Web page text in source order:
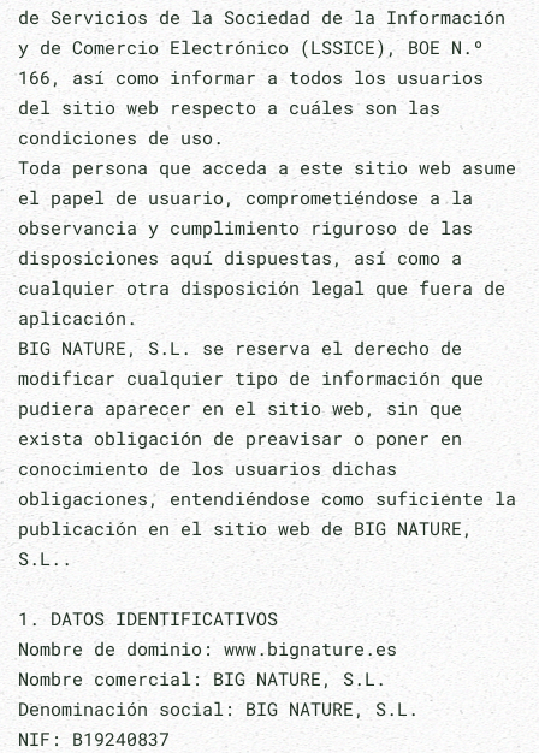
de Servicios de la Sociedad de la Información
y de Comercio Electrónico (LSSICE), BOE N.º
166, así como informar a todos los usuarios
del sitio web respecto a cuáles son las
condiciones de uso.
Toda persona que acceda a este sitio web asume
el papel de usuario, comprometiéndose a la
observancia y cumplimiento riguroso de las
disposiciones aquí dispuestas, así como a
cualquier otra disposición legal que fuera de
aplicación.
BIG NATURE, S.L. se reserva el derecho de
modificar cualquier tipo de información que
pudiera aparecer en el sitio web, sin que
exista obligación de preavisar o poner en
conocimiento de los usuarios dichas
obligaciones, entendiéndose como suficiente la
publicación en el sitio web de BIG NATURE,
S.L..
1. DATOS IDENTIFICATIVOS
Nombre de dominio: www.bignature.es
Nombre comercial: BIG NATURE, S.L.
Denominación social: BIG NATURE, S.L.
NIF: B19240837